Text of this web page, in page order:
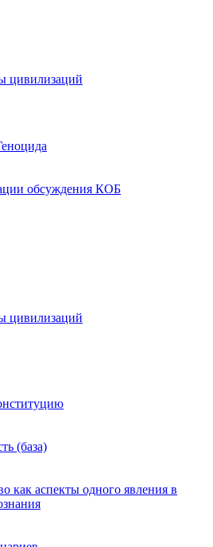
цивилизаций
обсуждения КОБ
цивилизаций
(база)
как аспекты одного явления в